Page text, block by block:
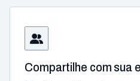
Compartilhe com sua